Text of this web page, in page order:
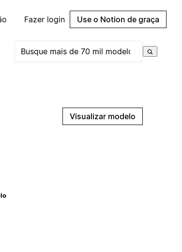
Fazer login Use o Notion de graça
Visualizar modelo